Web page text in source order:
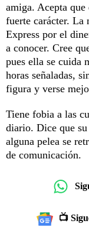
amiga. Acepta
fuerte carácter. La
Express por el
a conocer. Cree
pues ella se cuida
horas señaladas,
figura y verse
Tiene fobia a las
diario. Dice que su
alguna pelea se
de comunicación.
📺